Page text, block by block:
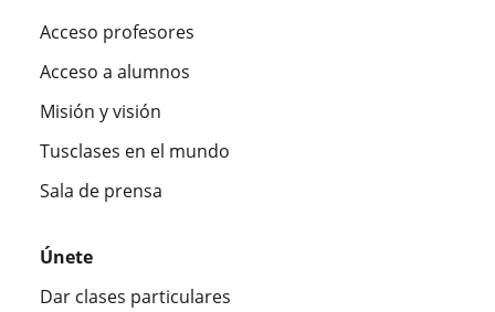
Acceso profesores
Acceso a alumnos
Misión y visión
Tusclases en el mundo
Sala de prensa
Únete
Dar clases particulares